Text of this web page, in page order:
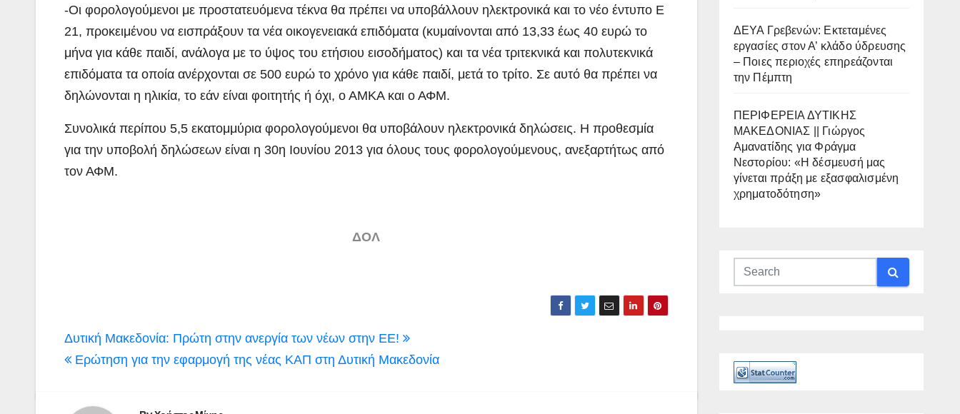
-Οι φορολογούμενοι με προστατευόμενα τέκνα θα πρέπει να υποβάλλουν ηλεκτρονικά και το νέο έντυπο Ε
21, προκειμένου να εισπράξουν τα νέα οικογενειακά επιδόματα (κυμαίνονται από 13,33 έως 40 ευρώ το
μήνα για κάθε παιδί, ανάλογα με το ύψος του ετήσιου εισοδήματος) και τα νέα τριτεκνικά και πολυτεκνικά
επιδόματα τα οποία ανέρχονται σε 500 ευρώ το χρόνο για κάθε παιδί, μετά το τρίτο. Σε αυτό θα πρέπει να
δηλώνονται η ηλικία, το εάν είναι φοιτητής ή όχι, ο ΑΜΚΑ και ο ΑΦΜ.
Συνολικά περίπου 5,5 εκατομμύρια φορολογούμενοι θα υποβάλουν ηλεκτρονικά δηλώσεις. Η προθεσμία
για την υποβολή δηλώσεων είναι η 30η Ιουνίου 2013 για όλους τους φορολογούμενους, ανεξαρτήτως από
τον ΑΦΜ.
ΔΟΛ
Πλοήγηση
άρθρων
Δυτική Μακεδονία: Πρώτη στην ανεργία των νέων στην ΕΕ!
Ερώτηση για την εφαρμογή της νέας ΚΑΠ στη Δυτική Μακεδονία
ΔΕΥΑ Γρεβενών: Εκτεταμένες
εργασίες στον Α’ κλάδο ύδρευσης
– Ποιες περιοχές επηρεάζονται
την Πέμπτη
ΠΕΡΙΦΕΡΕΙΑ ΔΥΤΙΚΗΣ
ΜΑΚΕΔΟΝΙΑΣ || Γιώργος
Αμανατίδης για Φράγμα
Νεστορίου: «Η δέσμευσή μας
γίνεται πράξη με εξασφαλισμένη
χρηματοδότηση»